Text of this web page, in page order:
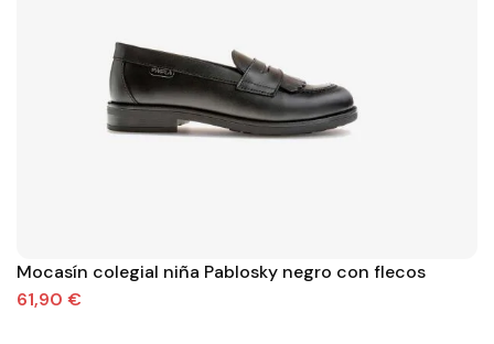
Mocasín colegial niña Pablosky negro con flecos
61,90 €